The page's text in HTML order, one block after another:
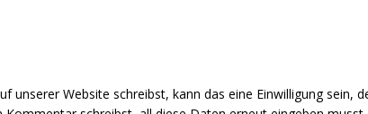
unserer Website schreibst, kann das eine Einwilligung